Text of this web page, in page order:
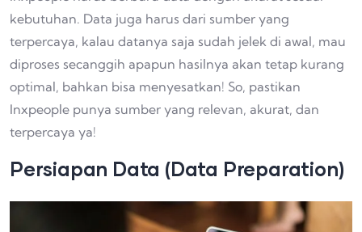
kebutuhan. Data juga harus dari sumber yang
terpercaya, kalau datanya saja sudah jelek di awal, mau
diproses secanggih apapun hasilnya akan tetap kurang
optimal, bahkan bisa menyesatkan! So, pastikan
Inxpeople punya sumber yang relevan, akurat, dan
terpercaya ya!
Persiapan Data (Data Preparation)